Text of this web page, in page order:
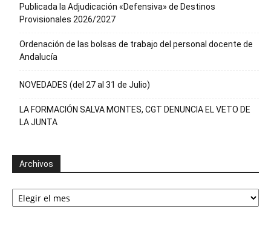
Publicada la Adjudicación «Defensiva» de Destinos
Provisionales 2026/2027
Ordenación de las bolsas de trabajo del personal docente de
Andalucía
NOVEDADES (del 27 al 31 de Julio)
LA FORMACIÓN SALVA MONTES, CGT DENUNCIA EL VETO DE
LA JUNTA
Archivos
Archivos